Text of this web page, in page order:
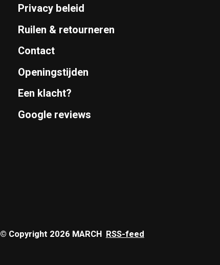
Privacy beleid
Ruilen & retourneren
Contact
Openingstijden
Een klacht?
Google reviews
© Copyright 2026 MARCH RSS-feed